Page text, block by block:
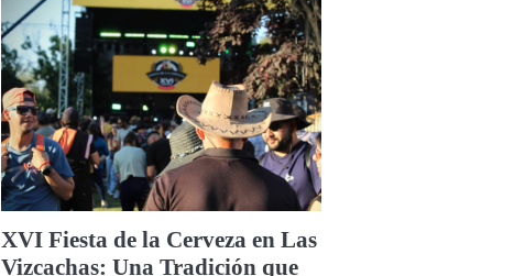
XVI Fiesta de la Cerveza en Las
Vizcachas: Una Tradición que